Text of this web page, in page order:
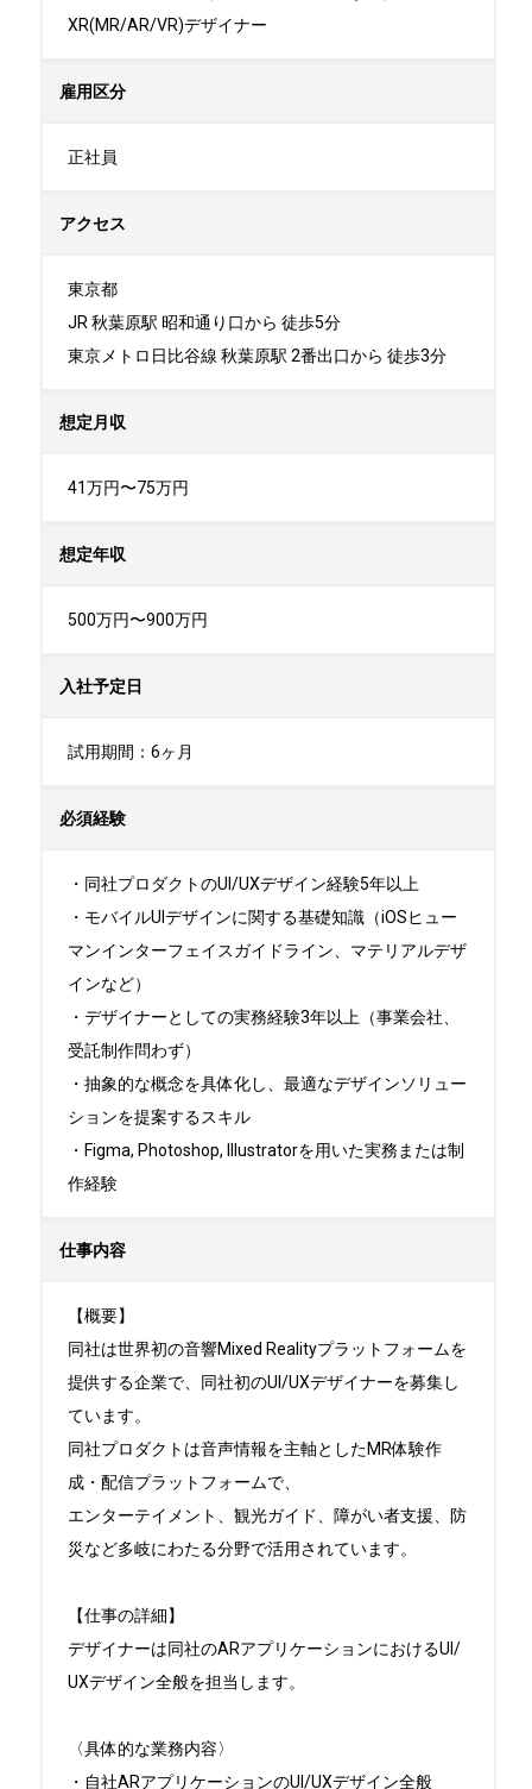
XR(MR/AR/VR)デザイナー
雇用区分
正社員
アクセス
東京都
JR 秋葉原駅 昭和通り口から 徒歩5分
東京メトロ日比谷線 秋葉原駅 2番出口から 徒歩3分
想定月収
41万円〜75万円
想定年収
500万円〜900万円
入社予定日
試用期間：6ヶ月
必須経験
・同社プロダクトのUI/UXデザイン経験5年以上
・モバイルUIデザインに関する基礎知識（iOSヒュー
マンインターフェイスガイドライン、マテリアルデザ
インなど）
・デザイナーとしての実務経験3年以上（事業会社、
受託制作問わず）
・抽象的な概念を具体化し、最適なデザインソリュー
ションを提案するスキル
・Figma, Photoshop, Illustratorを用いた実務または制
作経験
仕事内容
【概要】
同社は世界初の音響Mixed Realityプラットフォームを
提供する企業で、同社初のUI/UXデザイナーを募集し
ています。
同社プロダクトは音声情報を主軸としたMR体験作
成・配信プラットフォームで、
エンターテイメント、観光ガイド、障がい者支援、防
災など多岐にわたる分野で活用されています。
【仕事の詳細】
デザイナーは同社のARアプリケーションにおけるUI/
UXデザイン全般を担当します。
〈具体的な業務内容〉
・自社ARアプリケーションのUI/UXデザイン全般